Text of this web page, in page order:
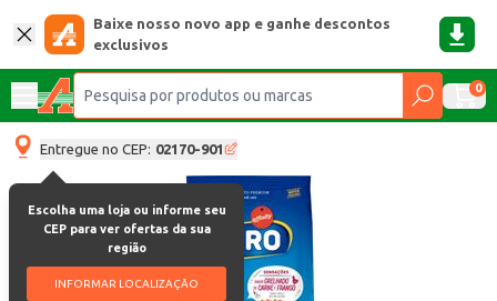
Baixe nosso novo app e ganhe descontos
exclusivos
0
Entregue no CEP: 02170-901
Escolha uma loja ou informe seu
CEP para ver ofertas da sua
região
INFORMAR LOCALIZAÇÃO